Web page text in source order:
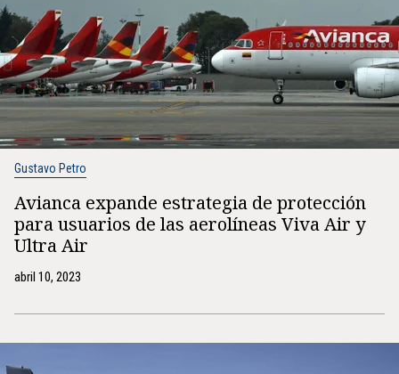
Gustavo Petro
Avianca expande estrategia de protección
para usuarios de las aerolíneas Viva Air y
Ultra Air
abril 10, 2023